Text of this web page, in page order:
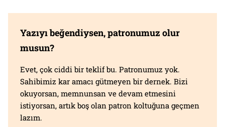
Yazıyı beğendiysen, patronumuz olur
musun?
Evet, çok ciddi bir teklif bu. Patronumuz yok.
Sahibimiz kar amacı gütmeyen bir dernek. Bizi
okuyorsan, memnunsan ve devam etmesini
istiyorsan, artık boş olan patron koltuğuna geçmen
lazım.